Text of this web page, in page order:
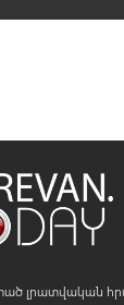
լրատվական